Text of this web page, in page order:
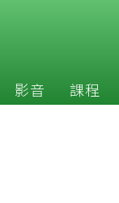
影音 課程